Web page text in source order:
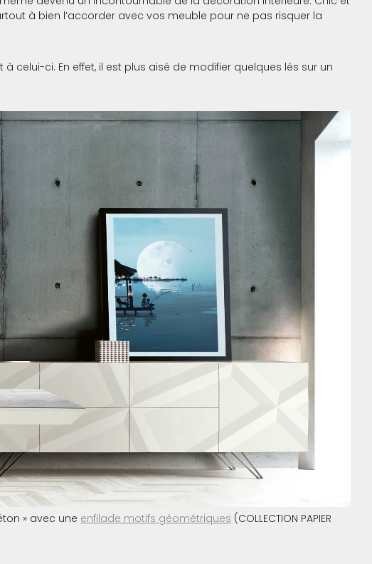
à bien l’accorder avec vos meuble pour ne pas risquer la
celui-ci. En effet, il est plus aisé de modifier quelques lés sur un
» avec une enfilade motifs géométriques (COLLECTION PAPIER